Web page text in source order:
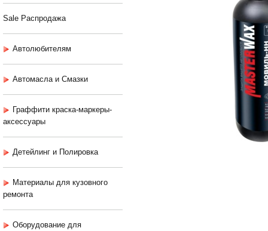
Sale Распродажа
Автолюбителям
Автомасла и Смазки
Граффити краска-маркеры-
аксессуары
Детейлинг и Полировка
Материалы для кузовного
ремонта
Оборудование для